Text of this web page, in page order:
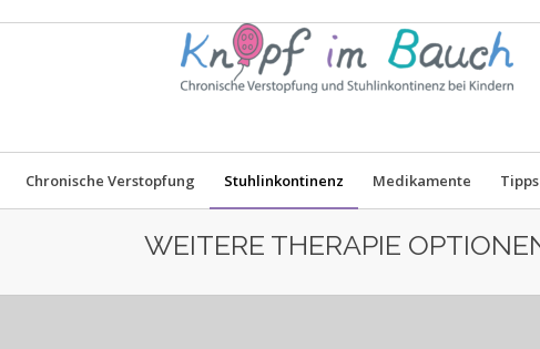
Chronische Verstopfung Stuhlinkontinenz Medikamente Tipps
WEITERE THERAPIE